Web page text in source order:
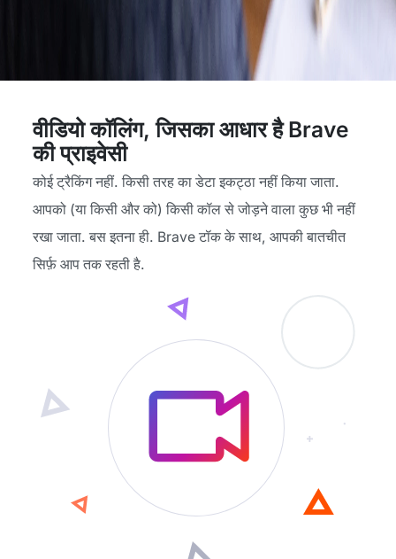
वीडियो कॉलिंग, जिसका आधार है Brave
की प्राइवेसी
कोई ट्रैकिंग नहीं. किसी तरह का डेटा इकट्ठा नहीं किया जाता.
आपको (या किसी और को) किसी कॉल से जोड़ने वाला कुछ भी नहीं
रखा जाता. बस इतना ही. Brave टॉक के साथ, आपकी बातचीत
सिर्फ़ आप तक रहती है.